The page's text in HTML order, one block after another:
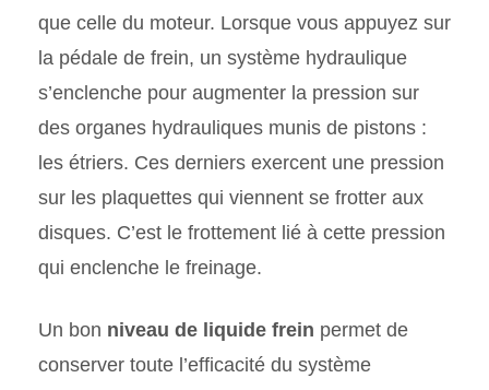
que celle du moteur. Lorsque vous appuyez sur
la pédale de frein, un système hydraulique
s’enclenche pour augmenter la pression sur
des organes hydrauliques munis de pistons :
les étriers. Ces derniers exercent une pression
sur les plaquettes qui viennent se frotter aux
disques. C’est le frottement lié à cette pression
qui enclenche le freinage.
Un bon niveau de liquide frein permet de
conserver toute l’efficacité du système